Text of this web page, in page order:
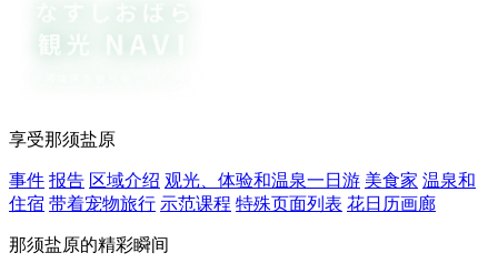
享受那须盐原
事件 报告 区域介绍 观光、体验和温泉一日游 美食家 温泉和
住宿 带着宠物旅行 示范课程 特殊页面列表 花日历画廊
那须盐原的精彩瞬间